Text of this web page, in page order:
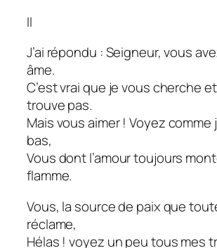
II
J’ai répondu : Seigneur, vous
âme.
C’est vrai que je vous cherche
trouve pas.
Mais vous aimer ! Voyez comme
bas,
Vous dont l’amour toujours
flamme.
Vous, la source de paix que
réclame,
Hélas ! voyez un peu tous mes